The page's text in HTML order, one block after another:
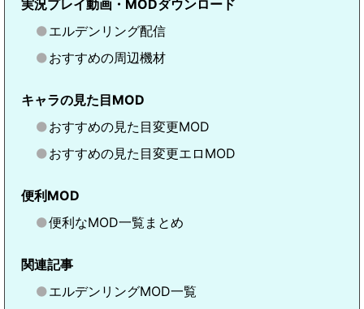
実況プレイ動画・MODダウンロード
エルデンリング配信
おすすめの周辺機材
キャラの見た目MOD
おすすめの見た目変更MOD
おすすめの見た目変更エロMOD
便利MOD
便利なMOD一覧まとめ
関連記事
エルデンリングMOD一覧